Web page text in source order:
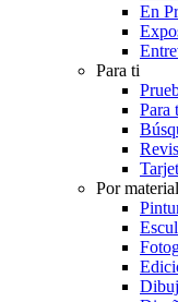
En
Para ti
Para
Por material